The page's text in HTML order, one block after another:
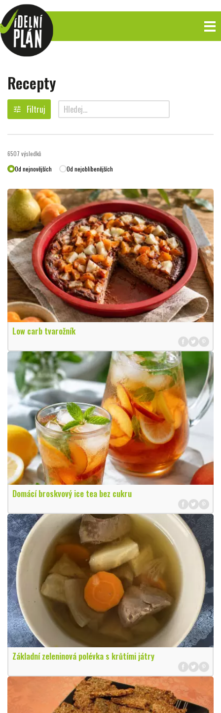
Recepty
tune Filtruj
6507 výsledků
Od nejnovějších
Od nejoblíbenějších
Low carb tvarožník
Domácí broskvový ice tea bez cukru
Základní zeleninová polévka s krůtími játry